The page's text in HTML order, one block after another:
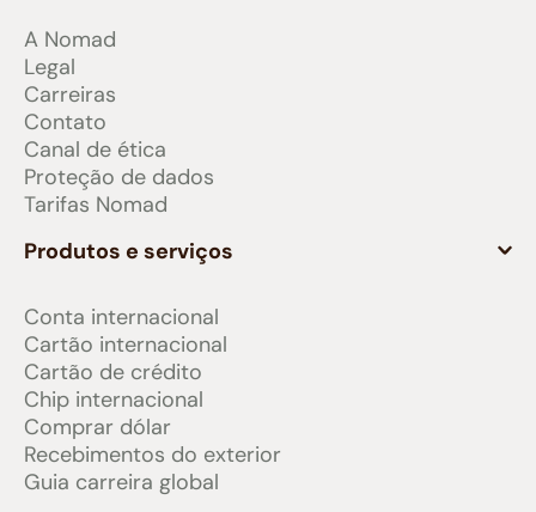
A Nomad
Legal
Carreiras
Contato
Canal de ética
Proteção de dados
Tarifas Nomad
Produtos e serviços
Conta internacional
Cartão internacional
Cartão de crédito
Chip internacional
Comprar dólar
Recebimentos do exterior
Guia carreira global